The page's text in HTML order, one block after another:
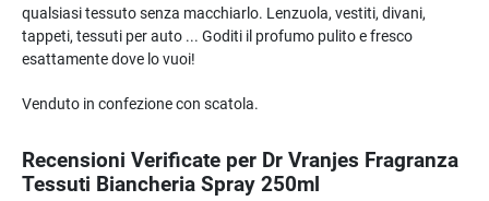
qualsiasi tessuto senza macchiarlo. Lenzuola, vestiti, divani,
tappeti, tessuti per auto ... Goditi il ​​profumo pulito e fresco
esattamente dove lo vuoi!
Venduto in confezione con scatola.
Recensioni Verificate per Dr Vranjes Fragranza
Tessuti Biancheria Spray 250ml